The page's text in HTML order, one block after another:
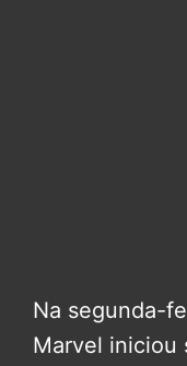
Na segunda-
Marvel iniciou